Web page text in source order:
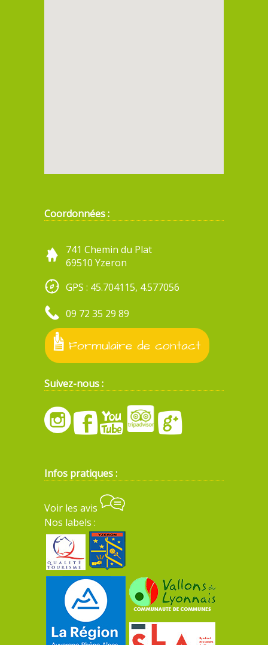
Coordonnées :
741 Chemin du Plat
69510 Yzeron
GPS : 45.704115, 4.577056
09 72 35 29 89
Formulaire de contact
Suivez-nous :
Infos pratiques :
Voir les avis
Nos labels :